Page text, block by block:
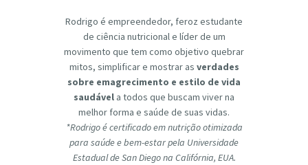
Rodrigo é empreendedor, feroz estudante
de ciência nutricional e líder de um
movimento que tem como objetivo quebrar
mitos, simplificar e mostrar as verdades
sobre emagrecimento e estilo de vida
saudável a todos que buscam viver na
melhor forma e saúde de suas vidas.
*Rodrigo é certificado em nutrição otimizada
para saúde e bem-estar pela Universidade
Estadual de San Diego na Califórnia, EUA.